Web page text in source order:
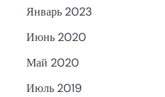
Январь 2023
Июнь 2020
Май 2020
Июль 2019